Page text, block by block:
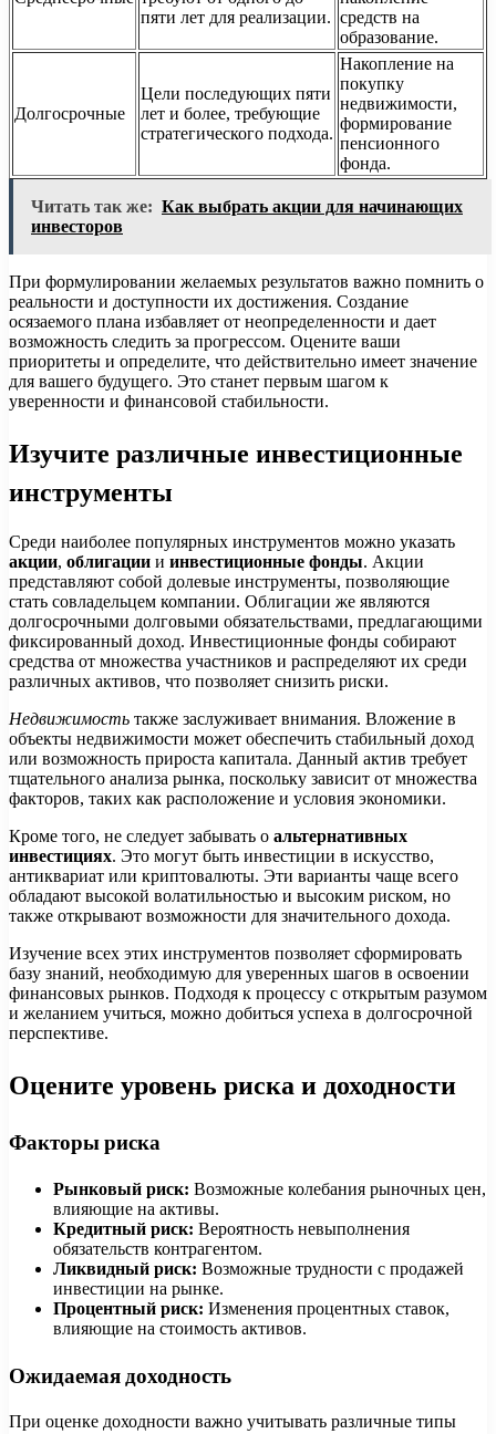
пяти лет для реализации. средств на
образование.
Долгосрочные
Цели последующих пяти
лет и более, требующие
стратегического подхода.
Накопление на
покупку
недвижимости,
формирование
пенсионного
фонда.
Читать так же: Как выбрать акции для начинающих
инвесторов
При формулировании желаемых результатов важно помнить о
реальности и доступности их достижения. Создание
осязаемого плана избавляет от неопределенности и дает
возможность следить за прогрессом. Оцените ваши
приоритеты и определите, что действительно имеет значение
для вашего будущего. Это станет первым шагом к
уверенности и финансовой стабильности.
Изучите различные инвестиционные
инструменты
Среди наиболее популярных инструментов можно указать
акции, облигации и инвестиционные фонды. Акции
представляют собой долевые инструменты, позволяющие
стать совладельцем компании. Облигации же являются
долгосрочными долговыми обязательствами, предлагающими
фиксированный доход. Инвестиционные фонды собирают
средства от множества участников и распределяют их среди
различных активов, что позволяет снизить риски.
Недвижимость также заслуживает внимания. Вложение в
объекты недвижимости может обеспечить стабильный доход
или возможность прироста капитала. Данный актив требует
тщательного анализа рынка, поскольку зависит от множества
факторов, таких как расположение и условия экономики.
Кроме того, не следует забывать о альтернативных
инвестициях. Это могут быть инвестиции в искусство,
антиквариат или криптовалюты. Эти варианты чаще всего
обладают высокой волатильностью и высоким риском, но
также открывают возможности для значительного дохода.
Изучение всех этих инструментов позволяет сформировать
базу знаний, необходимую для уверенных шагов в освоении
финансовых рынков. Подходя к процессу с открытым разумом
и желанием учиться, можно добиться успеха в долгосрочной
перспективе.
Оцените уровень риска и доходности
Факторы риска
Рынковый риск: Возможные колебания рыночных цен,
влияющие на активы.
Кредитный риск: Вероятность невыполнения
обязательств контрагентом.
Ликвидный риск: Возможные трудности с продажей
инвестиции на рынке.
Процентный риск: Изменения процентных ставок,
влияющие на стоимость активов.
Ожидаемая доходность
При оценке доходности важно учитывать различные типы